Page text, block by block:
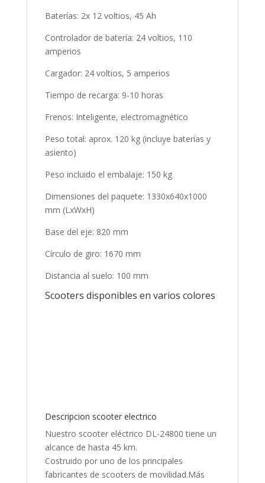
Baterías: 2x 12 voltios, 45 Ah
Controlador de batería: 24 voltios, 110
amperios
Cargador: 24 voltios, 5 amperios
Tiempo de recarga: 9-10 horas
Frenos: Inteligente, electromagnético
Peso total: aprox. 120 kg (incluye baterías y
asiento)
Peso incluido el embalaje: 150 kg
Dimensiones del paquete: 1330x640x1000
mm (LxWxH)
Base del eje: 820 mm
Círculo de giro: 1670 mm
Distancia al suelo: 100 mm
Scooters disponibles en varios colores
Descripcion scooter electrico
Nuestro scooter eléctrico DL-24800 tiene un
alcance de hasta 45 km.
Costruido por uno de los principales
fabricantes de scooters de movilidad.Más